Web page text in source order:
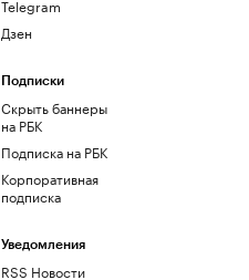
Telegram
Дзен
Подписки
Скрыть баннеры
на РБК
Подписка на РБК
Корпоративная
подписка
Уведомления
RSS Новости